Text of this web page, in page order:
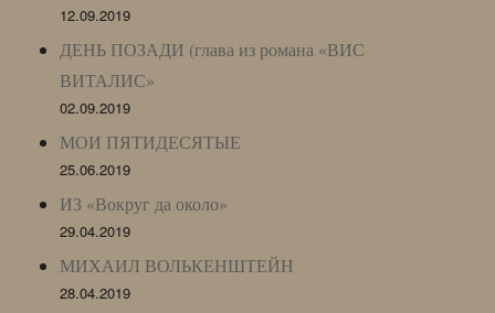
12.09.2019
ДЕНЬ ПОЗАДИ (глава из романа «ВИС
ВИТАЛИС»
02.09.2019
МОИ ПЯТИДЕСЯТЫЕ
25.06.2019
ИЗ «Вокруг да около»
29.04.2019
МИХАИЛ ВОЛЬКЕНШТЕЙН
28.04.2019